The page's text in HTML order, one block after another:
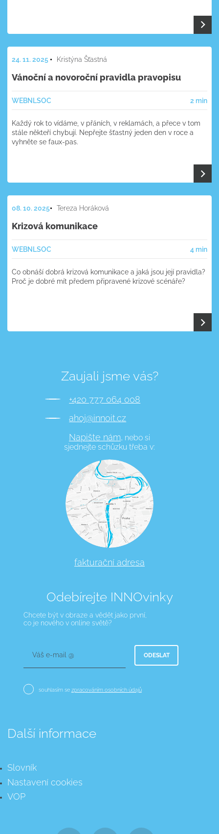
24. 11. 2025 Kristýna Šťastná
Vánoční a novoroční pravidla pravopisu
WEBNLSOC 2 min
Každý rok to vídáme, v přáních, v reklamách, a přece v tom
stále někteří chybují. Nepřejte šťastný jeden den v roce a
vyhněte se faux-pas.
08. 10. 2025 Tereza Horáková
Krizová komunikace
WEBNLSOC 4 min
Co obnáší dobrá krizová komunikace a jaká jsou její pravidla?
Proč je dobré mít předem připravené krizové scénáře?
Zaujali jsme vás?
+420 777 064 008
ahoj@innoit.cz
Napište nám, nebo si
sjednejte schůzku třeba v:
fakturační adresa
Další informace
Slovník
Nastavení cookies
VOP
Odebírejte INNOvinky
Chcete být v obraze a vědět jako první,
co je nového v online světě?
Váš e-mail @ ODESLAT
souhlasím se zpracováním osobních údajů